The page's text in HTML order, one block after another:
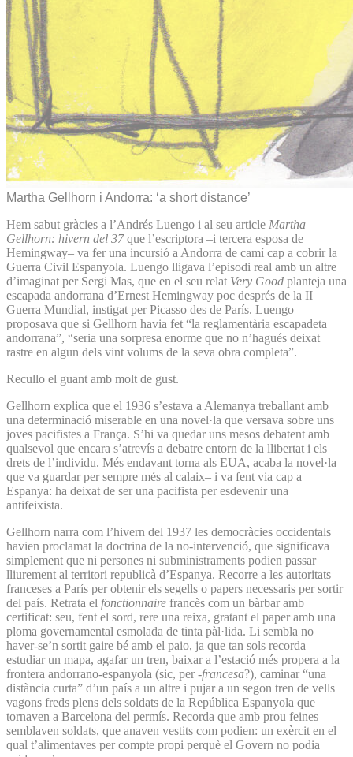
Martha Gellhorn i Andorra: ‘a short distance’
Hem sabut gràcies a l’Andrés Luengo i al seu article Martha
Gellhorn: hivern del 37que l’escriptora –i tercera esposa de
Hemingway– va fer una incursió a Andorra de camí cap a cobrir la
Guerra Civil Espanyola. Luengo lligava l’episodi real amb un altre
d’imaginat per Sergi Mas, que en el seu relat Very Good planteja una
escapada andorrana d’Ernest Hemingway poc després de la II
Guerra Mundial, instigat per Picasso des de París. Luengo
proposava que si Gellhorn havia fet “la reglamentària escapadeta
andorrana”, “seria una sorpresa enorme que no n’hagués deixat
rastre en algun dels vint volums de la seva obra completa”.
Recullo el guant amb molt de gust.
Gellhorn explica que el 1936 s’estava a Alemanya treballant amb
una determinació miserable en una novel·la que versava sobre uns
joves pacifistes a França. S’hi va quedar uns mesos debatent amb
qualsevol que encara s’atrevís a debatre entorn de la llibertat i els
drets de l’individu. Més endavant torna als EUA, acaba la novel·la –
que va guardar per sempre més al calaix– i va fent via cap a
Espanya: ha deixat de ser una pacifista per esdevenir una
antifeixista.
Gellhorn narra com l’hivern del 1937 les democràcies occidentals
havien proclamat la doctrina de la no-intervenció, que significava
simplement que ni persones ni subministraments podien passar
lliurement al territori republicà d’Espanya. Recorre a les autoritats
franceses a París per obtenir els segells o papers necessaris per sortir
del país. Retrata el fonctionnaire francès com un bàrbar amb
certificat: seu, fent el sord, rere una reixa, gratant el paper amb una
ploma governamental esmolada de tinta pàl·lida. Li sembla no
haver-se’n sortit gaire bé amb el paio, ja que tan sols recorda
estudiar un mapa, agafar un tren, baixar a l’estació més propera a la
frontera andorrano-espanyola (sic, per -francesa?), caminar “una
distància curta” d’un país a un altre i pujar a un segon tren de vells
vagons freds plens dels soldats de la República Espanyola que
tornaven a Barcelona del permís. Recorda que amb prou feines
semblaven soldats, que anaven vestits com podien: un exèrcit en el
qual t’alimentaves per compte propi perquè el Govern no podia